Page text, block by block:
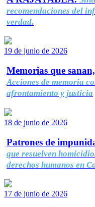
recomendaciones del
verdad.
19 de junio de 2026
Memorias que
Acciones de memoria
afrontamiento y justicia
18 de junio de 2026
Patrones de
que resuelven
derechos humanos en
17 de junio de 2026